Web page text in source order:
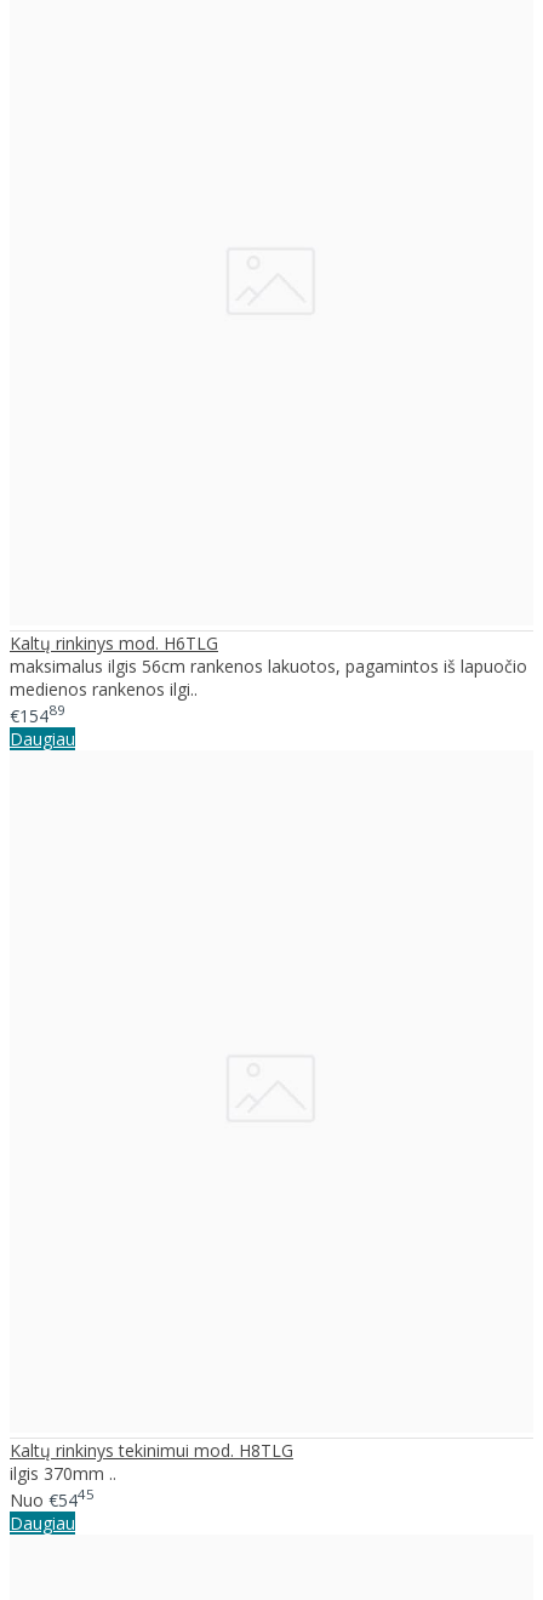
Kaltų rinkinys mod. H6TLG
maksimalus ilgis 56cm rankenos lakuotos, pagamintos iš lapuočio
medienos rankenos ilgi..
€15489
Daugiau
Kaltų rinkinys tekinimui mod. H8TLG
ilgis 370mm ..
Nuo €5445
Daugiau